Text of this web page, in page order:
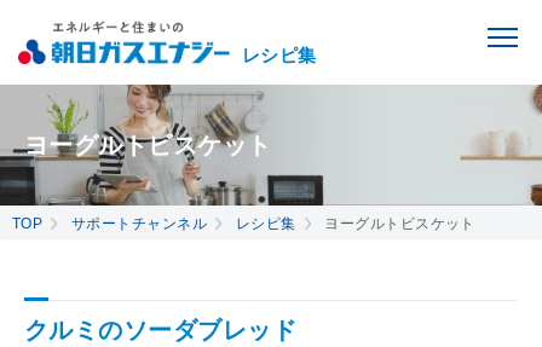
レシピ集
ヨーグルトビスケット
TOP サポートチャンネル レシピ集 ヨーグルトビスケット
クルミのソーダブレッド